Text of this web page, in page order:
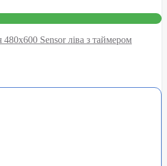
Sensor ліва з таймером